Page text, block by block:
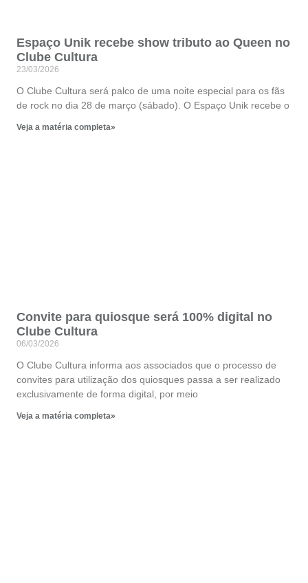
Espaço Unik recebe show tributo ao Queen no
Clube Cultura
23/03/2026
O Clube Cultura será palco de uma noite especial para os fãs
de rock no dia 28 de março (sábado). O Espaço Unik recebe o
Veja a matéria completa»
Convite para quiosque será 100% digital no
Clube Cultura
06/03/2026
O Clube Cultura informa aos associados que o processo de
convites para utilização dos quiosques passa a ser realizado
exclusivamente de forma digital, por meio
Veja a matéria completa»